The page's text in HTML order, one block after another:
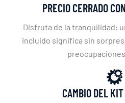
PRECIO CERRADO
Disfruta de la tranquilidad:
incluido significa sin
CAMBIO DEL